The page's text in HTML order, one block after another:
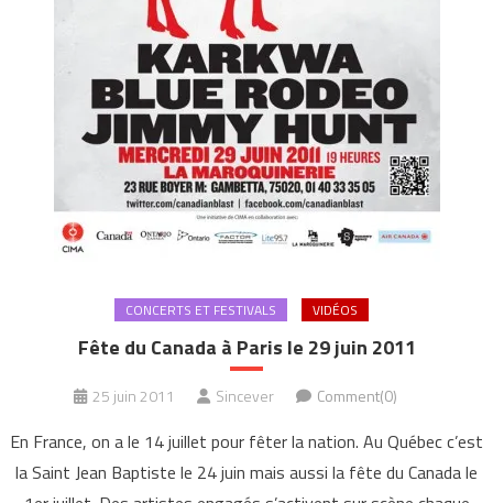
CONCERTS ET FESTIVALS VIDÉOS
Fête du Canada à Paris le 29 juin 2011
25 juin 2011 Sincever Comment(0)
En France, on a le 14 juillet pour fêter la nation. Au Québec c’est
la Saint Jean Baptiste le 24 juin mais aussi la fête du Canada le